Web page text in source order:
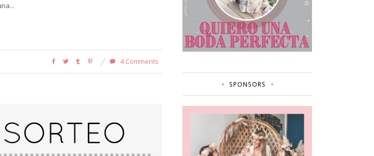
4 Comments
SPONSORS